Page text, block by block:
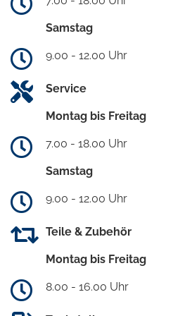
Samstag
9.00 - 12.00 Uhr
Service
Montag bis Freitag
7.00 - 18.00 Uhr
Samstag
9.00 - 12.00 Uhr
Teile & Zubehör
Montag bis Freitag
8.00 - 16.00 Uhr